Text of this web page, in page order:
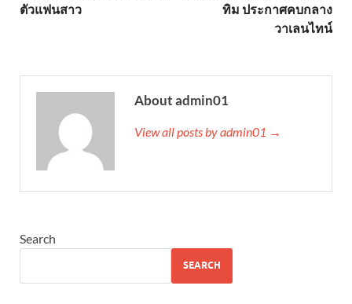
ตัวแฟนสาว
ทิม ประกาศคบกลาง
วาเลนไทน์
About admin01
View all posts by admin01 →
Search
SEARCH